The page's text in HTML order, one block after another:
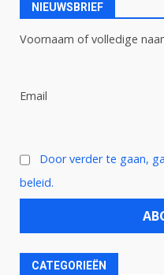
NIEUWSBRIEF
Voornaam of volledige
Email
Door verder te gaan,
beleid.
CATEGORIEËN